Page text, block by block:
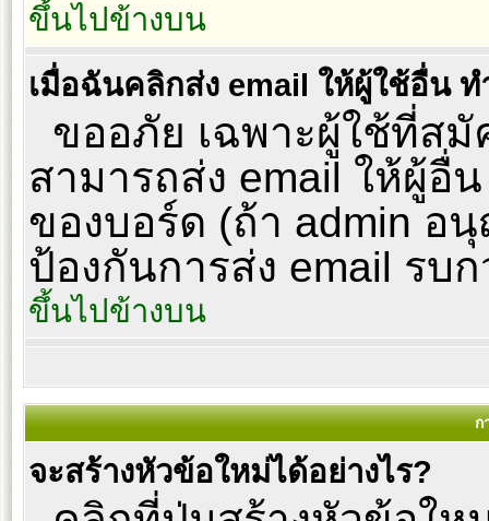
ขึ้นไปข้างบน
เมื่อฉันคลิกส่ง email ให้ผู้ใช้อื่น
ขออภัย เฉพาะผู้ใช้ที่ส
สามารถส่ง email ให้ผู้อื่
ของบอร์ด (ถ้า admin
ป้องกันการส่ง email รบ
ขึ้นไปข้างบน
ก
จะสร้างหัวข้อใหม่ได้อย่างไร?